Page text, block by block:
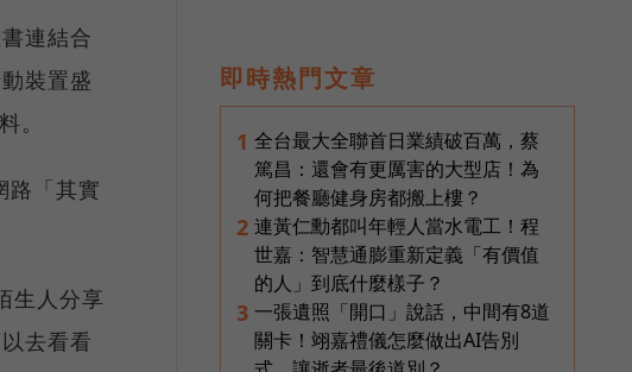
連結合
裝置盛
。
路「其實
生人分享
去看看
即時熱門文章
1 全台最大全聯首日業績破百萬，蔡
篤昌：還會有更厲害的大型店！為
何把餐廳健身房都搬上樓？
2 連黃仁勳都叫年輕人當水電工！程
世嘉：智慧通膨重新定義「有價值
的人」到底什麼樣子？
3 一張遺照「開口」說話，中間有8道
關卡！翊嘉禮儀怎麼做出AI告別